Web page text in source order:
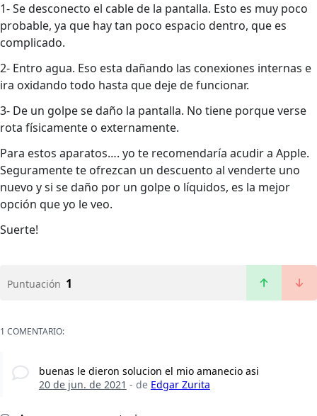
1- Se desconecto el cable de la pantalla. Esto es muy poco
probable, ya que hay tan poco espacio dentro, que es
complicado.
2- Entro agua. Eso esta dañando las conexiones internas e
ira oxidando todo hasta que deje de funcionar.
3- De un golpe se daño la pantalla. No tiene porque verse
rota físicamente o externamente.
Para estos aparatos…. yo te recomendaría acudir a Apple.
Seguramente te ofrezcan un descuento al venderte uno
nuevo y si se daño por un golpe o líquidos, es la mejor
opción que yo le veo.
Suerte!
Puntuación 1
1 COMENTARIO:
buenas le dieron solucion el mio amanecio asi
20 de jun. de 2021 - de Edgar Zurita